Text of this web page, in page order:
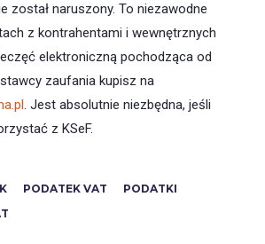
został naruszony. To niezawodne
z kontrahentami i wewnętrznych
elektroniczną pochodząca od
zaufania kupisz na
. Jest absolutnie niezbędna, jeśli
z KSeF.
PODATEK VAT
PODATKI